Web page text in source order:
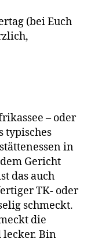
(bei Euch
– oder
typisches
in
Gericht
das auch
TK- oder
schmeckt.
die
lecker. Bin